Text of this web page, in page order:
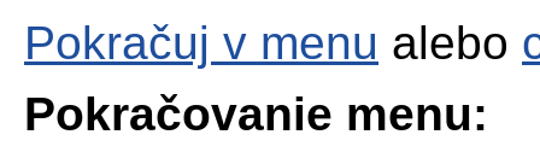
Pokračuj v menu alebo
Pokračovanie menu: